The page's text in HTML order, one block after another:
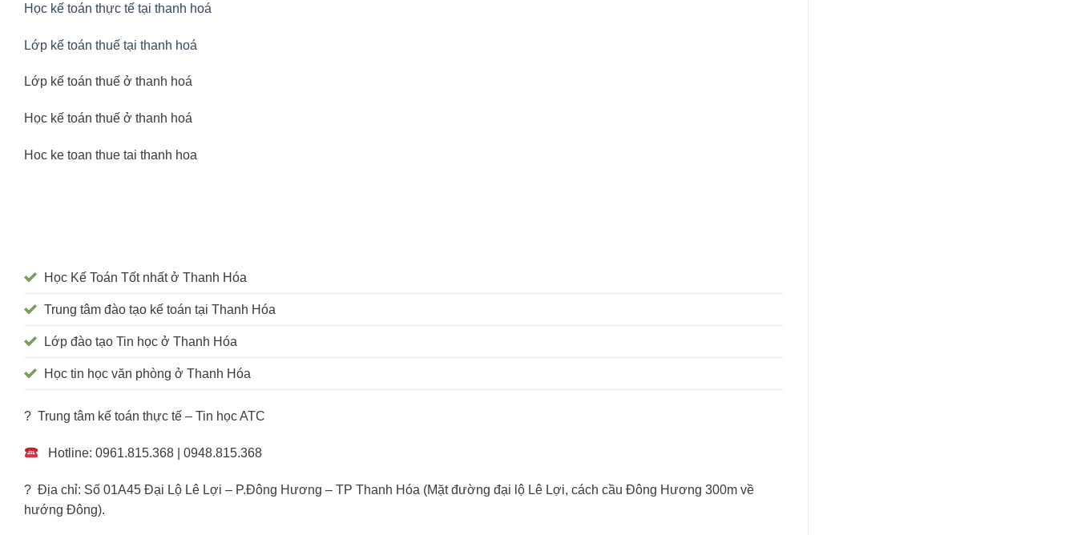
Học kế toán thực tế tại thanh hoá
Lớp kế toán thuế tại thanh hoá
Lớp kế toán thuế ở thanh hoá
Học kế toán thuế ở thanh hoá
Hoc ke toan thue tai thanh hoa
Học Kế Toán Tốt nhất ở Thanh Hóa
Trung tâm đào tạo kế toán tại Thanh Hóa
Lớp đào tạo Tin học ở Thanh Hóa
Học tin học văn phòng ở Thanh Hóa
? Trung tâm kế toán thực tế – Tin học ATC
Hotline: 0961.815.368 | 0948.815.368
? Địa chỉ: Số 01A45 Đại Lộ Lê Lợi – P.Đông Hương – TP Thanh Hóa (Mặt đường đại lộ Lê Lợi, cách cầu Đông Hương 300m về
hướng Đông).